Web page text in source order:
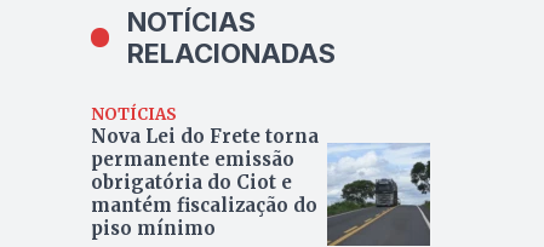
NOTÍCIAS
RELACIONADAS
NOTÍCIAS
Nova Lei do Frete torna
permanente emissão
obrigatória do Ciot e
mantém fiscalização do
piso mínimo